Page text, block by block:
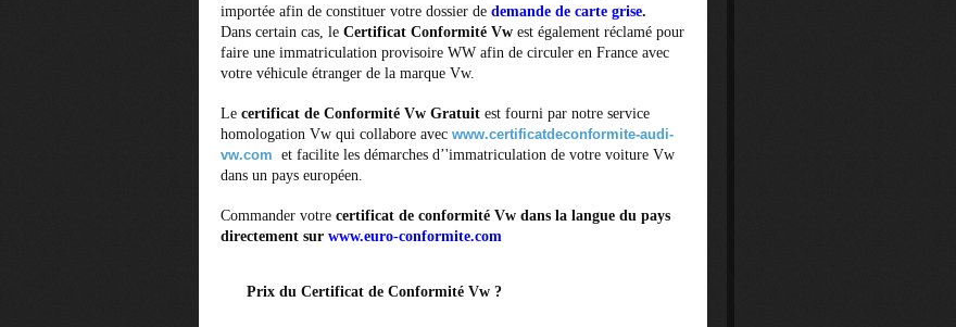
importée afin de constituer votre dossier de demande de carte grise.
Dans certain cas, le Certificat Conformité Vw est également réclamé pour
faire une immatriculation provisoire WW afin de circuler en France avec
votre véhicule étranger de la marque Vw.
Le certificat de Conformité Vw Gratuit est fourni par notre service
homologation Vw qui collabore avec www.certificatdeconformite-audi-
vw.com et facilite les démarches d’'immatriculation de votre voiture Vw
dans un pays européen.
Commander votre certificat de conformité Vw dans la langue du pays
directement sur www.euro-conformite.com
Prix du Certificat de Conformité Vw ?